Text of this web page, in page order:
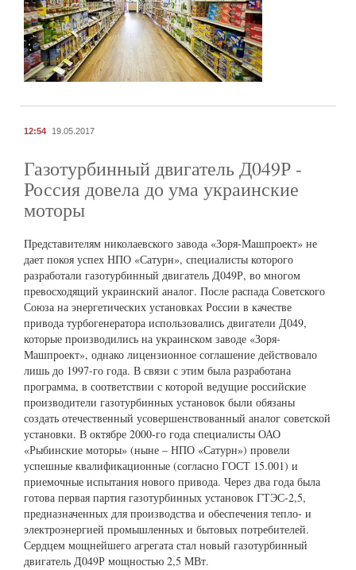
12:54 19.05.2017
Газотурбинный двигатель Д049Р -
Россия довела до ума украинские
моторы
Представителям николаевского завода «Зоря-Машпроект» не
дает покоя успех НПО «Сатурн», специалисты которого
разработали газотурбинный двигатель Д049Р, во многом
превосходящий украинский аналог. После распада Советского
Союза на энергетических установках России в качестве
привода турбогенератора использовались двигатели Д049,
которые производились на украинском заводе «Зоря-
Машпроект», однако лицензионное соглашение действовало
лишь до 1997-го года. В связи с этим была разработана
программа, в соответствии с которой ведущие российские
производители газотурбинных установок были обязаны
создать отечественный усовершенствованный аналог советской
установки. В октябре 2000-го года специалисты ОАО
«Рыбинские моторы» (ныне – НПО «Сатурн») провели
успешные квалификационные (согласно ГОСТ 15.001) и
приемочные испытания нового привода. Через два года была
готова первая партия газотурбинных установок ГТЭС-2,5,
предназначенных для производства и обеспечения тепло- и
электроэнергией промышленных и бытовых потребителей.
Сердцем мощнейшего агрегата стал новый газотурбинный
двигатель Д049Р мощностью 2,5 МВт.